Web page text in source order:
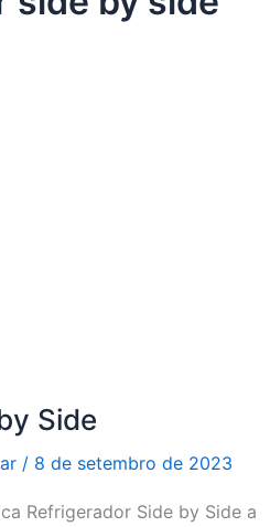
Side
/ 8 de setembro de 2023
Refrigerador Side by Side a